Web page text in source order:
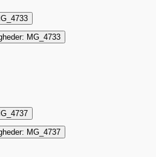
MG_4733
MG_4737